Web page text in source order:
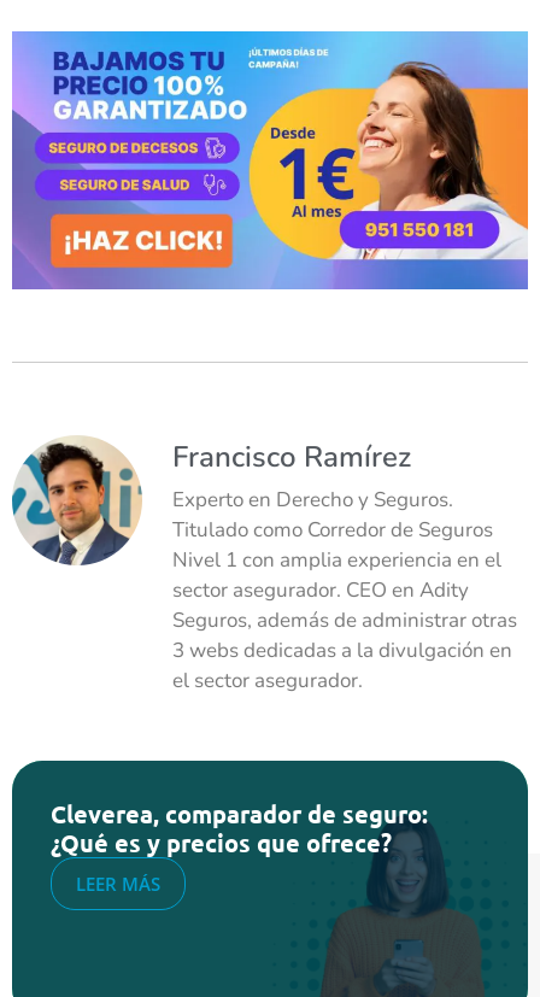
Francisco Ramírez
Experto en Derecho y Seguros.
Titulado como Corredor de Seguros
Nivel 1 con amplia experiencia en el
sector asegurador. CEO en Adity
Seguros, además de administrar otras
3 webs dedicadas a la divulgación en
el sector asegurador.
Cleverea, comparador de seguro:
¿Qué es y precios que ofrece?
LEER MÁS